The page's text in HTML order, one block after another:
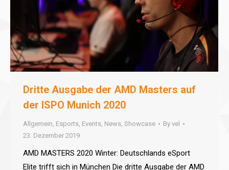
Dritte Ausgabe der AMD Masters auf
der ISPO Munich 2020
Allgemein, Esports, Events, News, Showcase By vel
23. Dezember 2019
AMD MASTERS 2020 Winter: Deutschlands eSport
Elite trifft sich in München Die dritte Ausgabe der AMD